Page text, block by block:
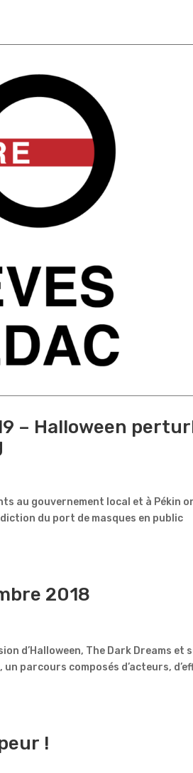
– Halloween
au gouvernement local et à Pékin
du port de masques en public
2018
d’Halloween, The Dark Dreams et
parcours composés d’acteurs,
!